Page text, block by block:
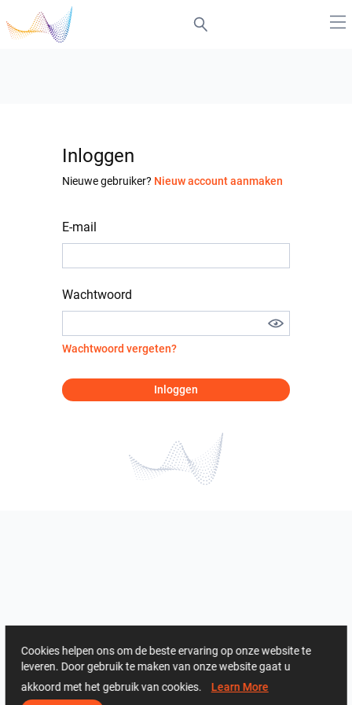
Inloggen
Nieuwe gebruiker? Nieuw account aanmaken
E-mail
Wachtwoord
Wachtwoord vergeten?
Inloggen
Cookies helpen ons om de beste ervaring op onze website te
leveren. Door gebruik te maken van onze website gaat u
akkoord met het gebruik van cookies. Learn More